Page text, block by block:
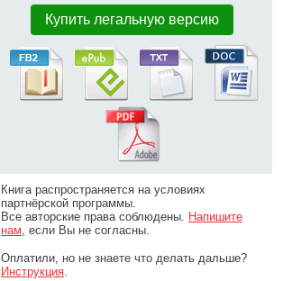
Купить легальную версию
Книга распространяется на условиях
партнёрской программы.
Все авторские права соблюдены. Напишите
нам, если Вы не согласны.
Оплатили, но не знаете что делать дальше?
Инструкция.